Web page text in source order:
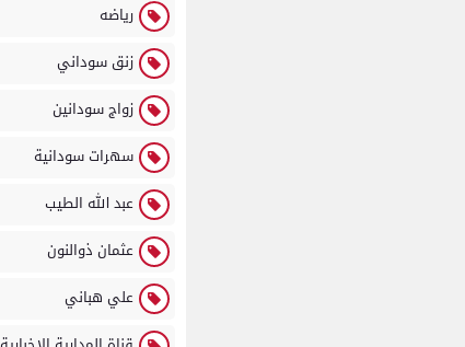
رياضه
زنق سوداني
زواج سودانين
سهرات سودانية
عبد الله الطيب
عثمان ذوالنون
علي هباني